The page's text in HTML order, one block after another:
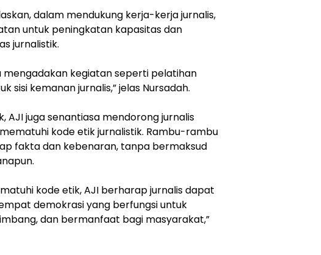
dalam mendukung kerja-kerja jurnalis,
untuk peningkatan kapasitas dan
jurnalistik.
mengadakan kegiatan seperti pelatihan
sisi kemanan jurnalis,” jelas Nursadah.
AJI juga senantiasa mendorong jurnalis
kode etik jurnalistik. Rambu-rambu
fakta dan kebenaran, tanpa bermaksud
kode etik, AJI berharap jurnalis dapat
demokrasi yang berfungsi untuk
dan bermanfaat bagi masyarakat,”